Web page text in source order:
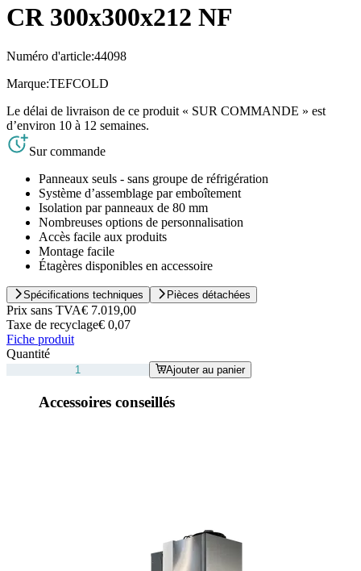
CR 300x300x212 NF
Numéro d'article:44098
Marque:TEFCOLD
Le délai de livraison de ce produit « SUR COMMANDE » est
d’environ 10 à 12 semaines.
Sur commande
Panneaux seuls - sans groupe de réfrigération
Système d’assemblage par emboîtement
Isolation par panneaux de 80 mm
Nombreuses options de personnalisation
Accès facile aux produits
Montage facile
Étagères disponibles en accessoire
Spécifications techniques Pièces détachées
Prix sans TVA€ 7.019,00
Taxe de recyclage€ 0,07
Fiche produit
Quantité
Ajouter au panier
Accessoires conseillés